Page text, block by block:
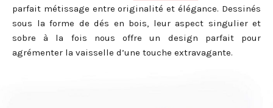
parfait métissage entre originalité et élégance. Dessinés
sous la forme de dés en bois, leur aspect singulier et
sobre à la fois nous offre un design parfait pour
agrémenter la vaisselle d’une touche extravagante.